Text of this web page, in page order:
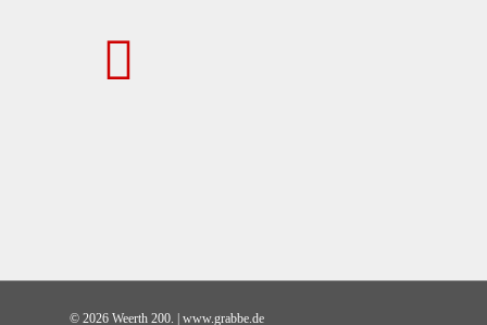
© 2026 Weerth 200. | www.grabbe.de